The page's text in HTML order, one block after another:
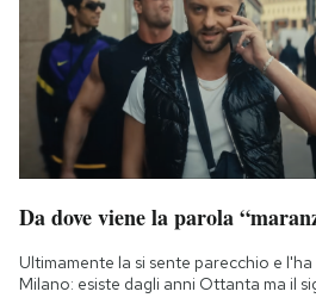
Da dove viene la parola
Ultimamente la si sente parecchio e
Milano: esiste dagli anni Ottanta ma il